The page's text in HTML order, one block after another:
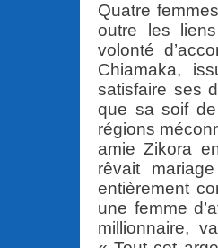
Quatre
outre les
volonté
Chiamaka,
satisfaire ses
que sa soif
régions
amie Zikora
rêvait
entièrement
une femme
millionnaire,